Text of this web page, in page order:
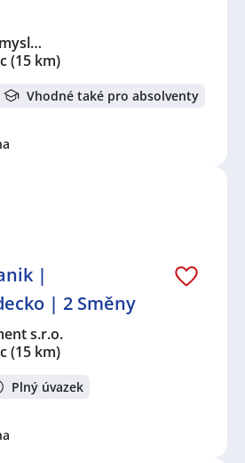
(15 km)
Vhodné také pro absolventy
|
| 2 Směny
s.r.o.
(15 km)
Plný úvazek